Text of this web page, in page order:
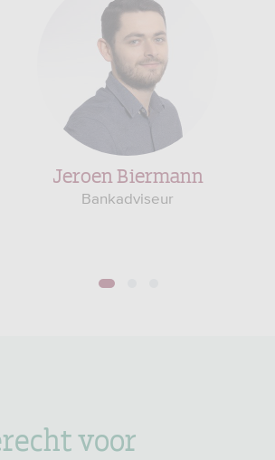
Jeroen Biermann
Bankadviseur
1
voor